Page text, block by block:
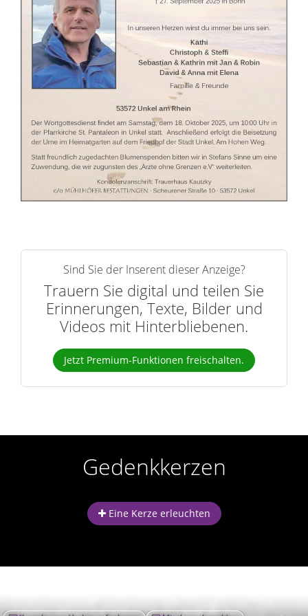
n
Sind Sie der Inserent dieser Anzeige?
Trauern Sie digital und teilen Sie
Erinnerungen, Texte, Bilder und
Videos mit Hinterbliebenen.
Jetzt Premium-Funktionen freischalten.
Gedenkkerzen
Eine Kerze erleuchten